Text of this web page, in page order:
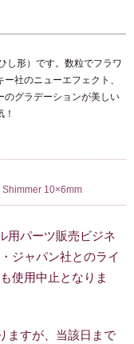
し形）です。数粒でフラワ
社のニューエフェクト、
のグラデーションが美しい
10×6mm
用パーツ販売ビジネ
ジャパン社とのライ
使用中止となりま
ますが、当該日まで